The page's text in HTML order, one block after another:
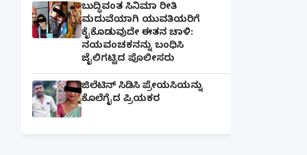
ಬುದ್ಧಿವಂತ ಸಿನಿಮಾ ರೀತಿ
ಮದುವೆಯಾಗಿ ಯುವತಿಯರಿಗೆ
ಕೈಕೊಡುವುದೇ ಈತನ ಚಾಳಿ:
ನಯವಂಚಕನನ್ನು ಬಂಧಿಸಿ
ಜೈಲಿಗಟ್ಟಿದ ಪೊಲೀಸರು
ಜಿಲೆಟಿನ್ ಸಿಡಿಸಿ ಪ್ರೇಯಸಿಯನ್ನು
ಕೊಲೆಗೈದ ಪ್ರಿಯಕರ